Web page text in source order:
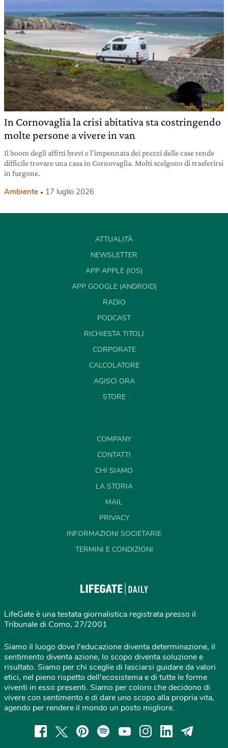
In Cornovaglia la crisi abitativa sta costringendo
molte persone a vivere in van
Il boom degli affitti brevi e l’impennata dei prezzi delle case rende
difficile trovare una casa in Cornovaglia. Molti scelgono di trasferirsi
in furgone.
Ambiente 17 luglio 2026
ATTUALITÀ
NEWSLETTER
APP APPLE (IOS)
APP GOOGLE (ANDROID)
RADIO
PODCAST
RICHIESTA TITOLI
CORPORATE
CALCOLATORE
AGISCI ORA
STORE
COMPANY
CONTATTI
CHI SIAMO
LA STORIA
MAIL
PRIVACY
INFORMAZIONI SOCIETARIE
TERMINI E CONDIZIONI
LifeGate è una testata giornalistica registrata presso il
Tribunale di Como, 27/2001
Siamo il luogo dove l'educazione diventa determinazione, il
sentimento diventa azione, lo scopo diventa soluzione e
risultato. Siamo per chi sceglie di lasciarsi guidare da valori
etici, nel pieno rispetto dell'ecosistema e di tutte le forme
viventi in esso presenti. Siamo per coloro che decidono di
vivere con sentimento e di dare uno scopo alla propria vita,
agendo per rendere il mondo un posto migliore.